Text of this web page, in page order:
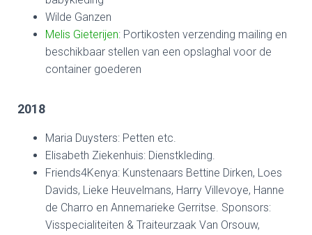
Wilde Ganzen
Melis Gieterijen: Portikosten verzending mailing en
beschikbaar stellen van een opslaghal voor de
container goederen
2018
Maria Duysters: Petten etc.
Elisabeth Ziekenhuis: Dienstkleding.
Friends4Kenya: Kunstenaars Bettine Dirken, Loes
Davids, Lieke Heuvelmans, Harry Villevoye, Hanne
de Charro en Annemarieke Gerritse. Sponsors:
Visspecialiteiten & Traiteurzaak Van Orsouw,